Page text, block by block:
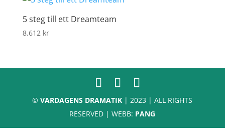
5 steg till ett Dreamteam
8.612 kr
©VARDAGENS DRAMATIK | 2023 | ALL RIGHTS
RESERVED | WEBB: PANG